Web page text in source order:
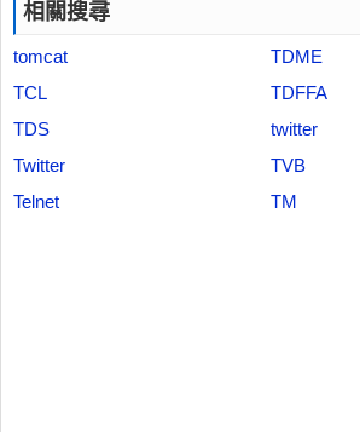
相關搜尋
tomcat
TDME
TCL
TDFFA
TDS
twitter
Twitter
TVB
Telnet
TM